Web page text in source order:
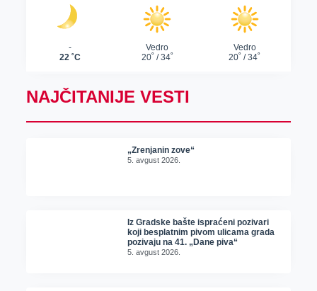
NAJČITANIJE VESTI
„Zrenjanin zove“
5. avgust 2026.
Iz Gradske bašte ispraćeni pozivari
koji besplatnim pivom ulicama grada
pozivaju na 41. „Dane piva“
5. avgust 2026.